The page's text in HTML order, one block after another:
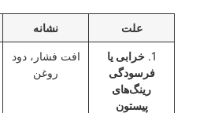
علت نشانه
1. خرابی یا
فرسودگی
رینگ‌های
پیستون
افت فشار، دود
روغن